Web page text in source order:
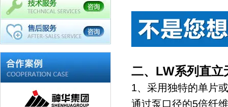
二、LW系列直立
1、采用独特的单片
通过泵口径的5倍纤